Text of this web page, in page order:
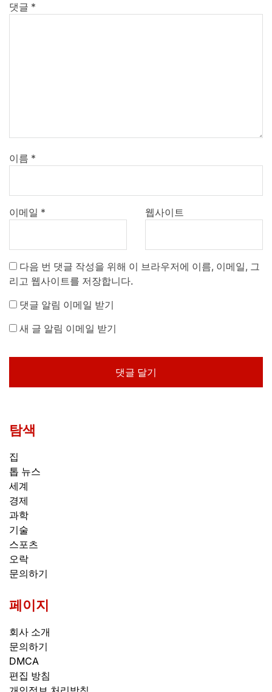
댓글 *
이름 *
이메일 * 웹사이트
다음 번 댓글 작성을 위해 이 브라우저에 이름, 이메일, 그
리고 웹사이트를 저장합니다.
댓글 알림 이메일 받기
새 글 알림 이메일 받기
탐색
집
톱 뉴스
세계
경제
과학
기술
스포츠
오락
문의하기
페이지
회사 소개
문의하기
DMCA
편집 방침